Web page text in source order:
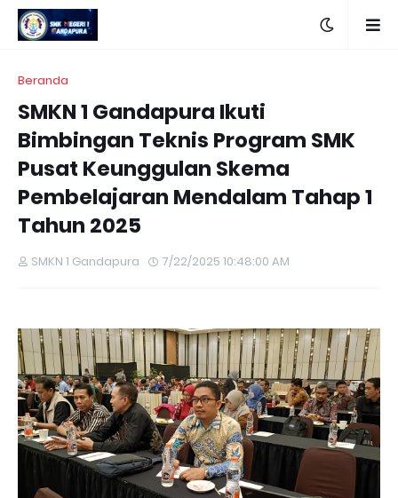
Beranda
SMKN 1 Gandapura Ikuti
Bimbingan Teknis Program SMK
Pusat Keunggulan Skema
Pembelajaran Mendalam Tahap 1
Tahun 2025
SMKN 1 Gandapura 7/22/2025 10:48:00 AM